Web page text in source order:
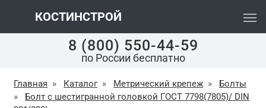
КОСТИНСТРОЙ
8 (800) 550-44-59
по России бесплатно
Главная » Каталог » Метрический крепеж »
Болты
»
Болт с шестигранной головкой ГОСТ 7798(7805)/ DIN